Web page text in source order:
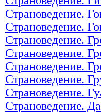
Страноведение.
Страноведение.
Страноведение.
Страноведение.
Страноведение.
Страноведение.
Страноведение.
Страноведение.